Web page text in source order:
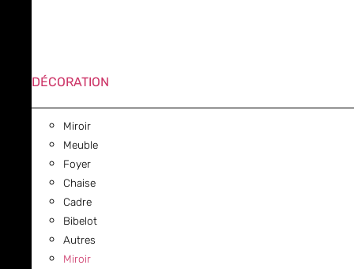
DÉCORATION
Miroir
Meuble
Foyer
Chaise
Cadre
Bibelot
Autres
Miroir